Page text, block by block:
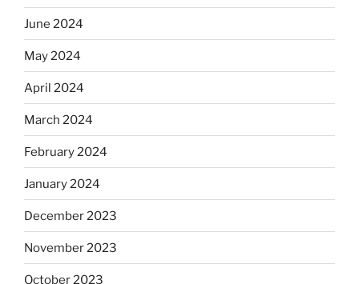
June 2024
May 2024
April 2024
March 2024
February 2024
January 2024
December 2023
November 2023
October 2023